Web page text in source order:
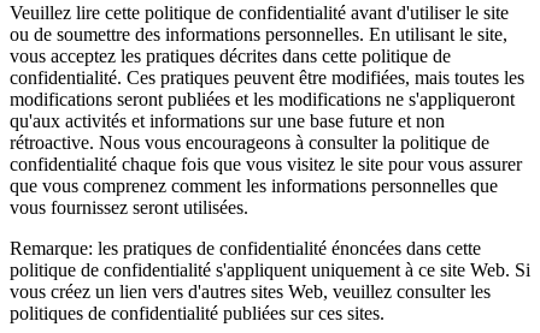
Veuillez lire cette politique de confidentialité avant d'utiliser le site
ou de soumettre des informations personnelles. En utilisant le site,
vous acceptez les pratiques décrites dans cette politique de
confidentialité. Ces pratiques peuvent être modifiées, mais toutes les
modifications seront publiées et les modifications ne s'appliqueront
qu'aux activités et informations sur une base future et non
rétroactive. Nous vous encourageons à consulter la politique de
confidentialité chaque fois que vous visitez le site pour vous assurer
que vous comprenez comment les informations personnelles que
vous fournissez seront utilisées.
Remarque: les pratiques de confidentialité énoncées dans cette
politique de confidentialité s'appliquent uniquement à ce site Web. Si
vous créez un lien vers d'autres sites Web, veuillez consulter les
politiques de confidentialité publiées sur ces sites.